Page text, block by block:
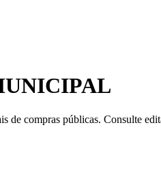
compras públicas. Consulte